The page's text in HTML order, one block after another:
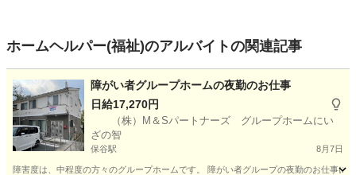
ホームヘルパー(福祉)のアルバイトの関連記事
障がい者グループホームの夜勤のお仕事
日給17,270円
（株）M＆Sパートナーズ グループホームにい
ざの智
保谷駅 8月7日
障害度は、中程度の方々のグループホームです。 障がい者グループの夜勤のお仕事